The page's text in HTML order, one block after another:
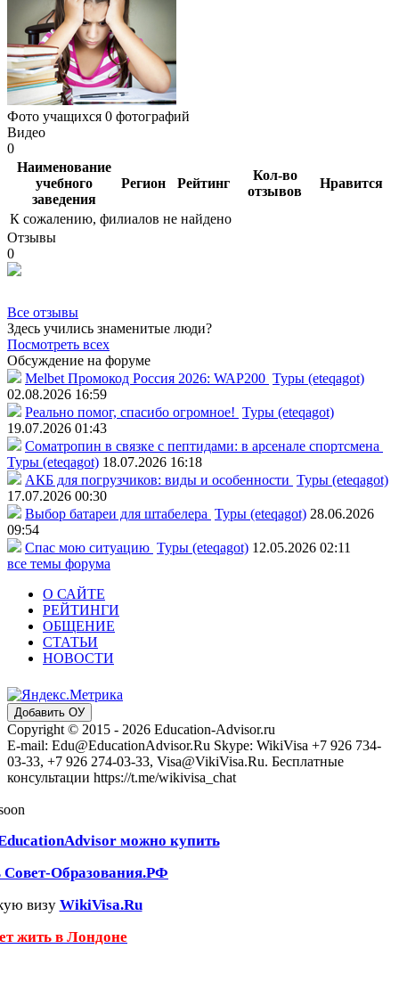
Фото учащихся 0 фотографий
Видео
0
Наименование
учебного
заведения
Регион Рейтинг
Кол-во
отзывов
Нравится
К сожалению, филиалов не найдено
Отзывы
0
Все отзывы
Здесь учились знаменитые люди?
Посмотреть всех
Обсуждение на форуме
Melbet Промокод Россия 2026: WAP200 Туры (eteqagot)
02.08.2026 16:59
Реально помог, спасибо огромное! Туры (eteqagot)
19.07.2026 01:43
Соматропин в связке с пептидами: в арсенале спортсмена
Туры (eteqagot) 18.07.2026 16:18
АКБ для погрузчиков: виды и особенности Туры (eteqagot)
17.07.2026 00:30
Выбор батареи для штабелера Туры (eteqagot) 28.06.2026
09:54
Спас мою ситуацию Туры (eteqagot) 12.05.2026 02:11
все темы форума
О САЙТЕ
РЕЙТИНГИ
ОБЩЕНИЕ
СТАТЬИ
НОВОСТИ
Добавить ОУ
Copyright © 2015 - 2026 Education-Advisor.ru
E-mail: Edu@EducationAdvisor.Ru Skype: WikiVisa +7 926 734-
03-33, +7 926 274-03-33, Visa@VikiVisa.Ru. Бесплатные
консультации https://t.me/wikivisa_chat
можно купить
Совет-Образования.РФ
визу WikiVisa.Ru
жить в Лондоне